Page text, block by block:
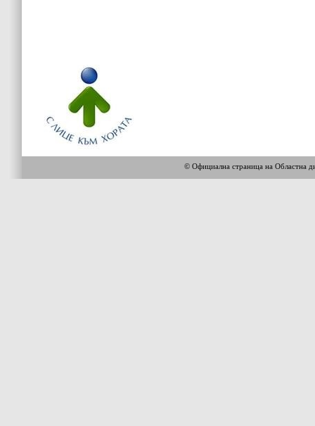
© Официална страница на